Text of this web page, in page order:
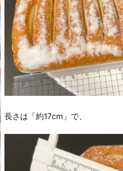
長さは「約17cm」で、